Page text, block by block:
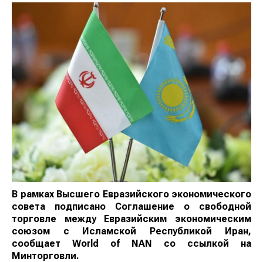
В рамках Высшего Евразийского экономического
совета подписано Соглашение о свободной
торговле между Евразийским экономическим
союзом с Исламской Республикой Иран,
сообщает World of NAN
со ссылкой на
Минторговли.